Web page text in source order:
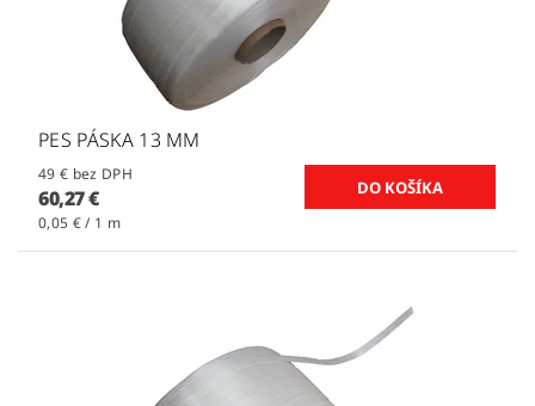
PES PÁSKA 13 MM
49 € bez DPH
60,27 €
0,05 € / 1 m